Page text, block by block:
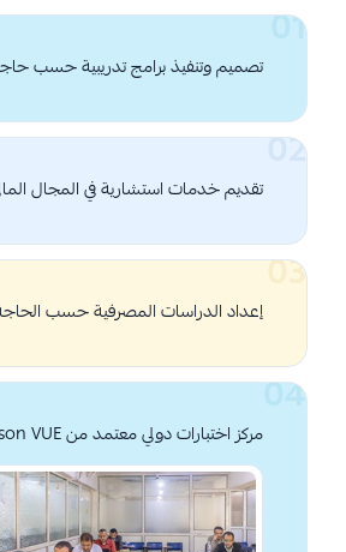
تصميم وتنفيذ برامج تدريبية حسب حاجة
تقديم خدمات استشارية في المجال
إعداد الدراسات المصرفية حسب الحاجة
مركز اختبارات دولي معتمد من Pearson VUE